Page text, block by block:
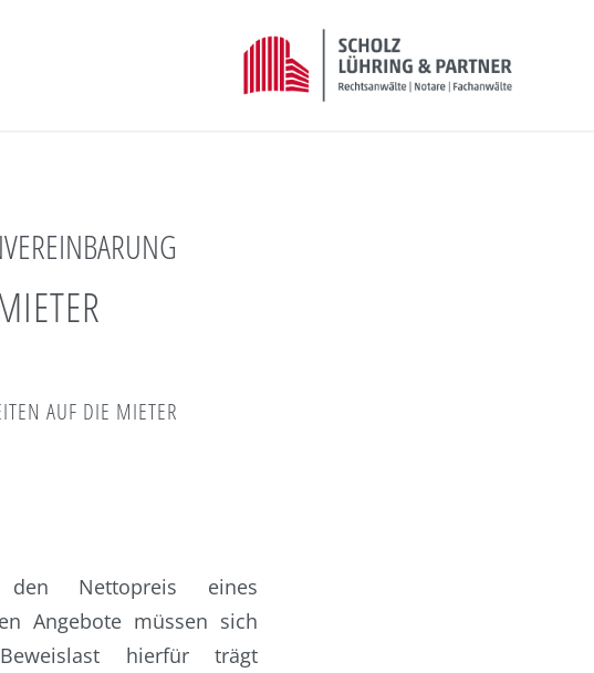
AUF DIE MIETER
Nettopreis eines
Angebote müssen sich
hierfür trägt